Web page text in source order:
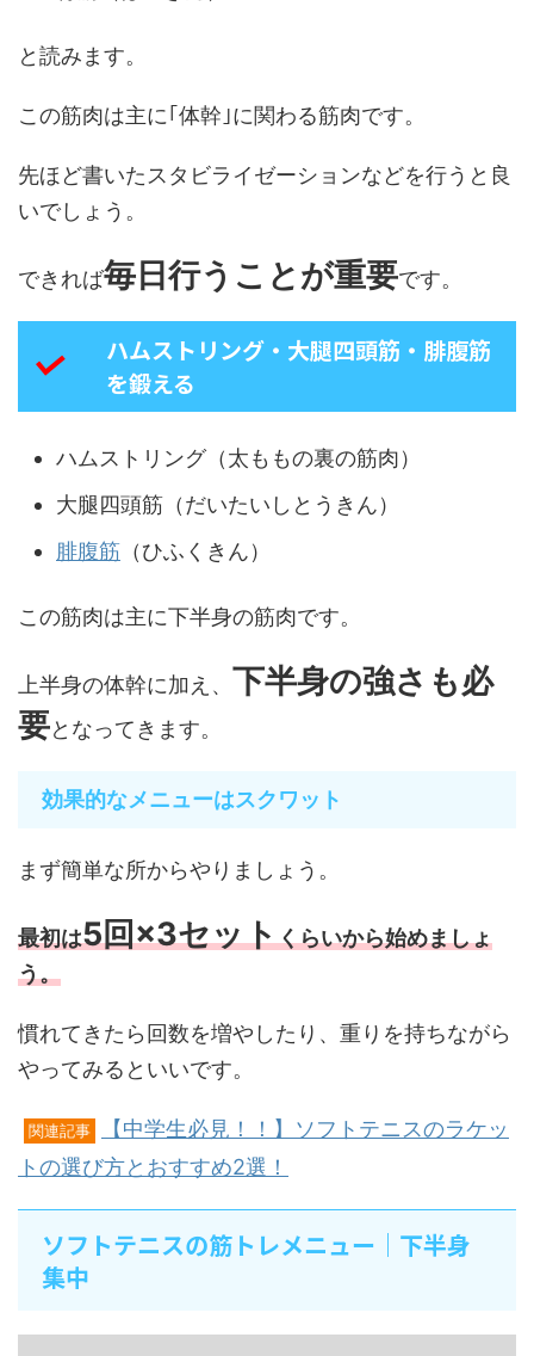
と読みます。
この筋肉は主に｢体幹｣に関わる筋肉です。
先ほど書いたスタビライゼーションなどを行うと良
いでしょう。
できれば毎日行うことが重要です。
ハムストリング・大腿四頭筋・腓腹筋
を鍛える
ハムストリング（太ももの裏の筋肉）
大腿四頭筋（だいたいしとうきん）
腓腹筋 （ひふくきん）
この筋肉は主に下半身の筋肉です。
上半身の体幹に加え、 下半身の強さも必
要となってきます。
効果的なメニューはスクワット
まず簡単な所からやりましょう。
最初は5回×3セットくらいから始めましょ
う。
慣れてきたら回数を増やしたり、重りを持ちながら
やってみるといいです。
関連記事
【中学生必見！！】ソフトテニスのラケッ
トの選び方とおすすめ2選！
ソフトテニスの筋トレメニュー｜下半身
集中